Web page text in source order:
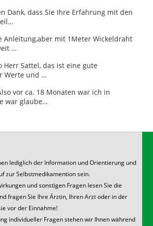
Dank, dass Sie Ihre Erfahrung mit den
Anleitung,aber mit 1Meter Wickeldraht
…
Herr Sattel, das ist eine gute
Werte und …
vor ca. 18 Monaten war ich in
war glaube…
lediglich der Information und Orientierung und
zur Selbstmedikamention sein.
und sonstigen Fragen lesen Sie die
fragen Sie Ihre Ärztin, Ihren Arzt oder in der
vor der Einnahme!
individueller Fragen stehen wir Ihnen während